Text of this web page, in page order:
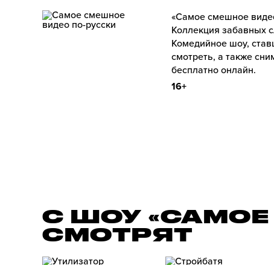
«Самое смешное
Коллекция забавных
Комедийное шоу,
смотреть, а также
бесплатно онлайн.
16+
С ШОУ
СМОТРЯТ